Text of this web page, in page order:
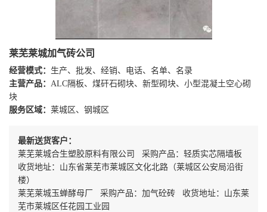
莱芜莱城加气砖公司
经营模式： 生产、批发、经销、电话、名单、名录
主营产品： ALC隔板、煤矸石砌块、新型砌块、小型混凝土空心砌
块
服务区域： 莱城区、钢城区
最新送货客户：
莱芜莱城合生塑胶原料有限公司 采购产品：轻质实芯隔墙板
收货地址：山东省莱芜市莱城区文化北路（莱城区公安局沿街
楼）
莱芜莱城玉蝉酵母厂 采购产品：加气砼砖 收货地址：山东莱
芜市莱城区任花园工业园